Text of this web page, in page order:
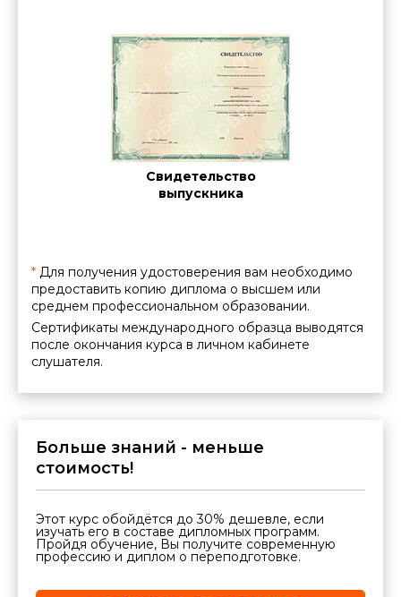
Свидетельство
выпускника
* Для получения удостоверения вам необходимо
предоставить копию диплома о высшем или
среднем профессиональном образовании.
Сертификаты международного образца выводятся
после окончания курса в личном кабинете
слушателя.
Больше знаний - меньше
стоимость!
Этот курс обойдётся до 30% дешевле, если
изучать его в составе дипломных программ.
Пройдя обучение, Вы получите современную
профессию и диплом о переподготовке.